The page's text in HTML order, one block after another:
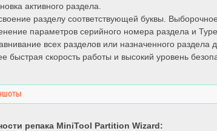
активного раздела.
разделу соответствующей буквы.
параметров серийного номера раздела и Type
всех разделов или назначенного раздела
быстрая скорость работы и высокий уровень
репака MiniTool Partition Wizard: